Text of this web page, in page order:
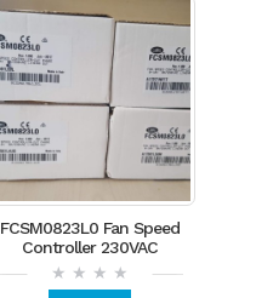
FCSM0823L0 Fan Speed
Controller 230VAC